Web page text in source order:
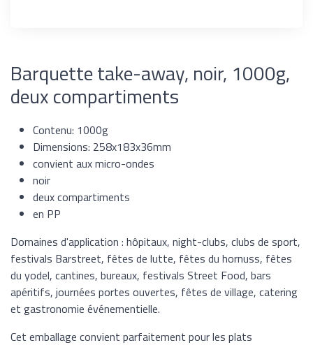
Barquette take-away, noir, 1000g,
deux compartiments
Contenu: 1000g
Dimensions: 258x183x36mm
convient aux micro-ondes
noir
deux compartiments
en PP
Domaines d'application : hôpitaux, night-clubs, clubs de sport,
festivals Barstreet, fêtes de lutte, fêtes du hornuss, fêtes
du yodel, cantines, bureaux, festivals Street Food, bars
apéritifs, journées portes ouvertes, fêtes de village, catering
et gastronomie événementielle.
Cet emballage convient parfaitement pour les plats